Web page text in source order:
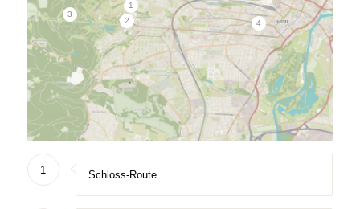
1
2
3
4
1 Schloss-Route